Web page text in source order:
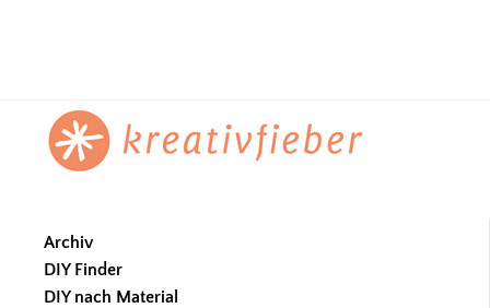
Footer
Archiv
DIY Finder
DIY nach Material